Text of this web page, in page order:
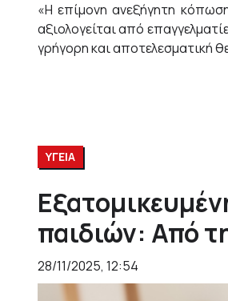
«Η επίμονη ανεξήγητη
αξιολογείται από
γρήγορη και αποτελεσματική
ΥΓΕΙΑ
παιδιών: Από
28/11/2025, 12:54